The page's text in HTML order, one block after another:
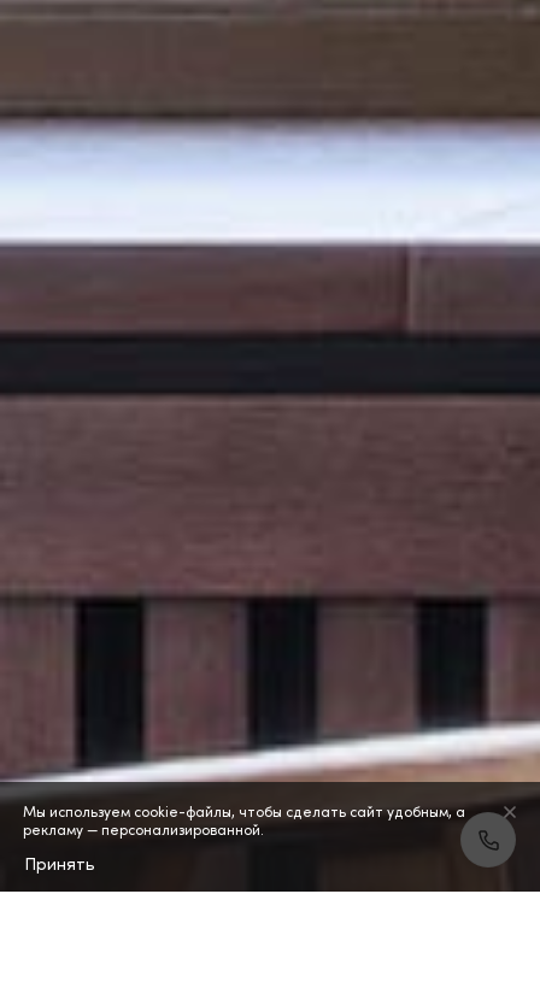
Мы используем cookie-файлы, чтобы сделать сайт удобным, а
рекламу — персонализированной.
Принять